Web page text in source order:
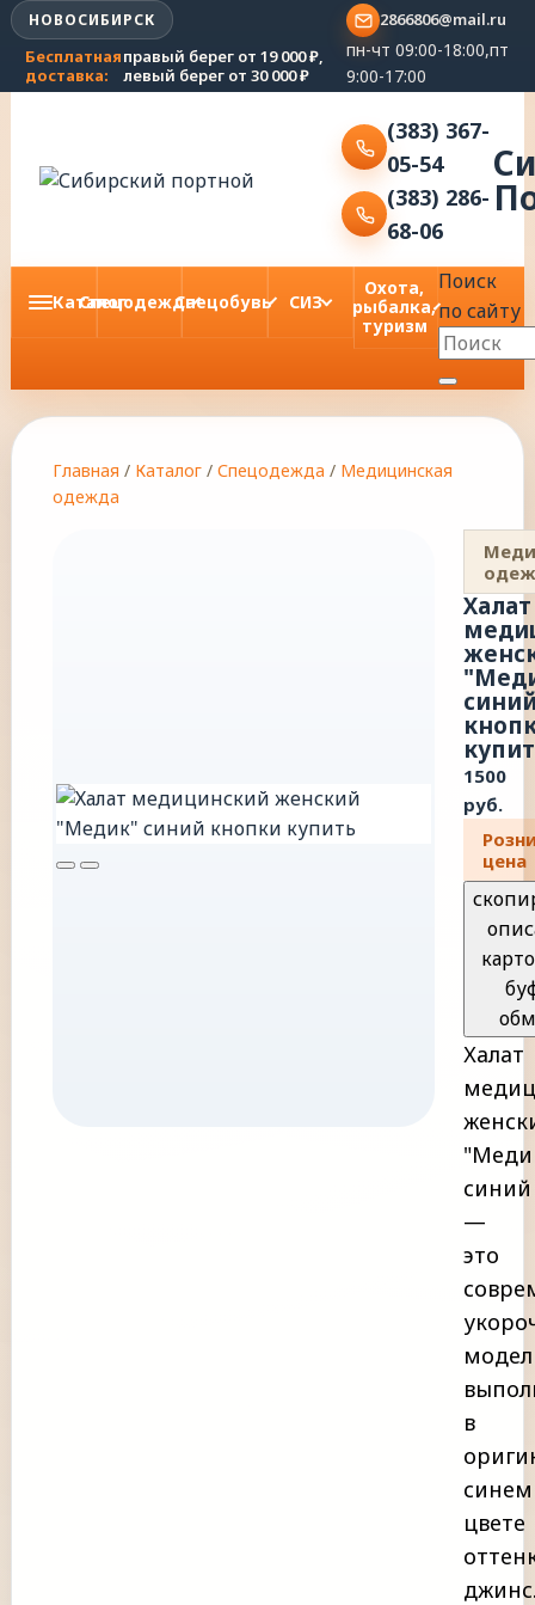
Каталог
СпецодеждаСпецобувь СИЗ
Охота,
рыбалка,
туризм
Поиск
по сайту
НОВОСИБИРСК
Бесплатная
доставка:
правый берег от 19 000 ₽,
левый берег от 30 000 ₽
2866806@mail.ru
пн-чт 09:00-18:00,пт
9:00-17:00
(383) 367-
05-54
(383) 286-
68-06
Главная / Каталог / Спецодежда / Медицинская
одежда
Халат
1500
руб.
цена
Халат
синий
—
это
в
синем
цвете